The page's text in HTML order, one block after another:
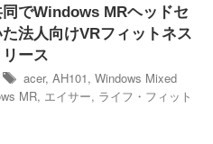
同でWindows MRヘッドセ
法人向けVRフィットネス
ース
acer, AH101, Windows Mixed
MR, エイサー, ライフ・フィット